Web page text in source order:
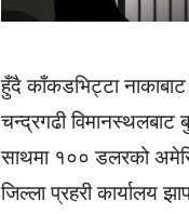
हुँदै काँकडभिट्टा
चन्द्रगढी विमानस्थलबाट
साथमा १०० डलरको
जिल्ला प्रहरी कार्यालय